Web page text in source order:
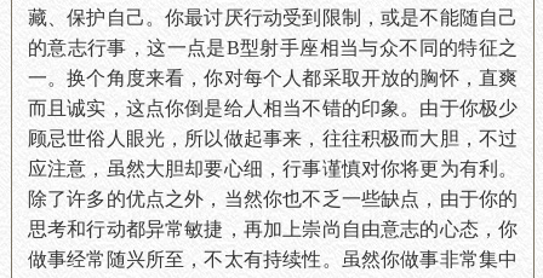
藏、保护自己。你最讨厌行动受到限制，或是不能随自己
的意志行事，这一点是B型射手座相当与众不同的特征之
一。换个角度来看，你对每个人都采取开放的胸怀，直爽
而且诚实，这点你倒是给人相当不错的印象。由于你极少
顾忌世俗人眼光，所以做起事来，往往积极而大胆，不过
应注意，虽然大胆却要心细，行事谨慎对你将更为有利。
除了许多的优点之外，当然你也不乏一些缺点，由于你的
思考和行动都异常敏捷，再加上崇尚自由意志的心态，你
做事经常随兴所至，不太有持续性。虽然你做事非常集中